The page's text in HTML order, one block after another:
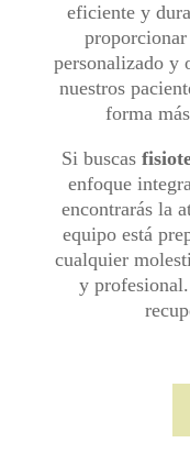
eficiente y
personalizado y
nuestros
forma
Si buscas
enfoque
encontrarás la
equipo está
cualquier
y